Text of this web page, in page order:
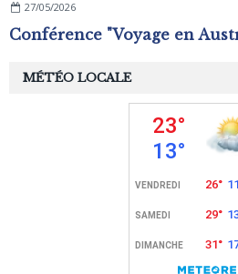
27/05/2026
MÉTÉO LOCALE